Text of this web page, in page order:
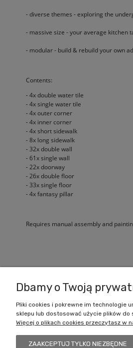
- diverse themes - exploring the
- massive size - your average kitchen
- modular - build & rebuild your own
Contents:
- 4x double water tile
- 4x single water tile
- 4x outer corner
- 4x inner corner
- 4x short sidewalk
- 8x long sidewalk
- 32x double wall
- 61x single wall
- 22x doorway
- 26x double floor
- 33x single floor
- 4x fantasy pillar
Requires manual assembly and
Czas realizacji
Formy płatności
Koszt dostawy
Dbamy o Twoją
Pliki cookies i pokrewne im technologie
sklepu lub dostosować użycie plików
Więcej o plikach cookies przeczytasz w
ZAAKCEPTUJ TYLKO NIEZBĘDNE